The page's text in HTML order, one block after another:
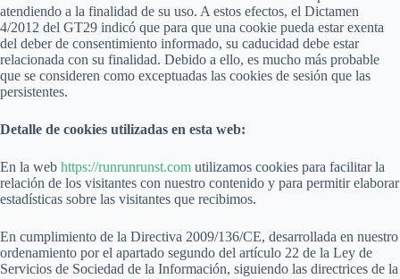
atendiendo a la finalidad de su uso. A estos efectos, el Dictamen
4/2012 del GT29 indicó que para que una cookie pueda estar exenta
del deber de consentimiento informado, su caducidad debe estar
relacionada con su finalidad. Debido a ello, es mucho más probable
que se consideren como exceptuadas las cookies de sesión que las
persistentes.
Detalle de cookies utilizadas en esta web:
En la web https://runrunrunst.com utilizamos cookies para facilitar la
relación de los visitantes con nuestro contenido y para permitir elaborar
estadísticas sobre las visitantes que recibimos.
En cumplimiento de la Directiva 2009/136/CE, desarrollada en nuestro
ordenamiento por el apartado segundo del artículo 22 de la Ley de
Servicios de Sociedad de la Información, siguiendo las directrices de la